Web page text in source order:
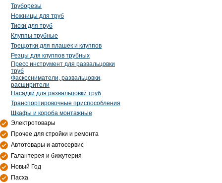
Труборезы
Ножницы для труб
Тиски для труб
Клуппы трубные
Трещотки для плашек и клуппов
Резцы для клуппов трубных
Пресс инструмент для развальцовки
труб
Фаскосниматели, развальцовки,
расширители
Насадки для развальцовки труб
Транспортировочные приспособления
Шкафы и короба монтажные
Электротовары
Прочее для стройки и ремонта
Автотовары и автосервис
Галантерея и бижутерия
Новый Год
Пасха